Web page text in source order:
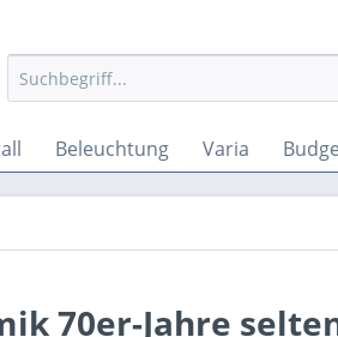
Beleuchtung Varia
70er-Jahre